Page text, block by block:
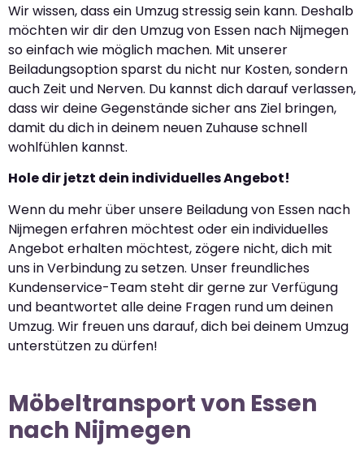
Wir wissen, dass ein Umzug stressig sein kann. Deshalb
möchten wir dir den Umzug von Essen nach Nijmegen
so einfach wie möglich machen. Mit unserer
Beiladungsoption sparst du nicht nur Kosten, sondern
auch Zeit und Nerven. Du kannst dich darauf verlassen,
dass wir deine Gegenstände sicher ans Ziel bringen,
damit du dich in deinem neuen Zuhause schnell
wohlfühlen kannst.
Hole dir jetzt dein individuelles Angebot!
Wenn du mehr über unsere Beiladung von Essen nach
Nijmegen erfahren möchtest oder ein individuelles
Angebot erhalten möchtest, zögere nicht, dich mit
uns in Verbindung zu setzen. Unser freundliches
Kundenservice-Team steht dir gerne zur Verfügung
und beantwortet alle deine Fragen rund um deinen
Umzug. Wir freuen uns darauf, dich bei deinem Umzug
unterstützen zu dürfen!
Möbeltransport von Essen
nach Nijmegen